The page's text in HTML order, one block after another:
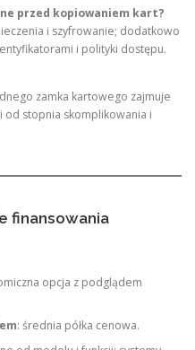
przed kopiowaniem kart?
i szyfrowanie; dodatkowo
i polityki dostępu.
zamka kartowego zajmuje
od stopnia skomplikowania i
finansowania
opcja z podglądem
: średnia półka cenowa.